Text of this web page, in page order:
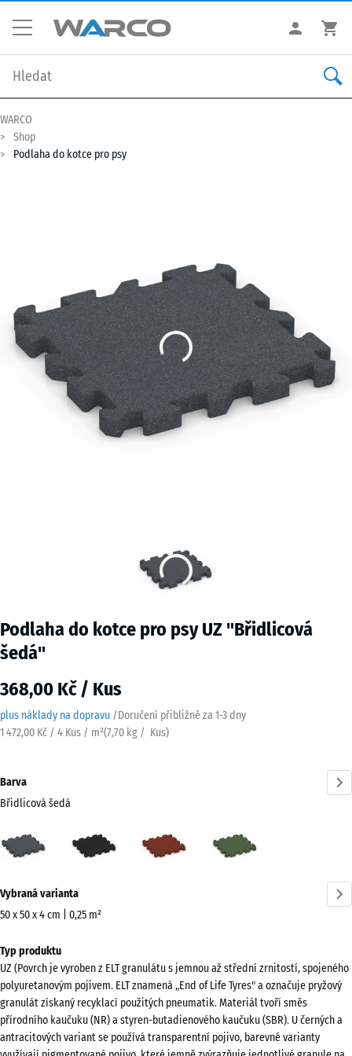
WARCO
Shop
Podlaha do kotce pro psy
Podlaha do kotce pro psy UZ "Břidlicová
šedá"
368,00 Kč / Kus
plus náklady na dopravu /Doručení přibližně za 1-3 dny
1 472,00 Kč / 4 Kus / m²(7,70 kg / Kus)
Barva
Břidlicová šedá
červená
informací
o
Zobrazit
paletu
barev
Břidlicová
(active)
Vybraná varianta
50 x 50 x 4 cm | 0,25 m²
pro
dopravu
540
x
540
Typ produktu
UZ (Povrch je vyroben z ELT granulátu s jemnou až střední zrnitostí, spojeného
polyuretanovým pojivem. ELT znamená „End of Life Tyres" a označuje pryžový
granulát získaný recyklací použitých pneumatik. Materiál tvoří směs
přírodního kaučuku (NR) a styren-butadienového kaučuku (SBR). U černých a
antracitových variant se používá transparentní pojivo, barevné varianty